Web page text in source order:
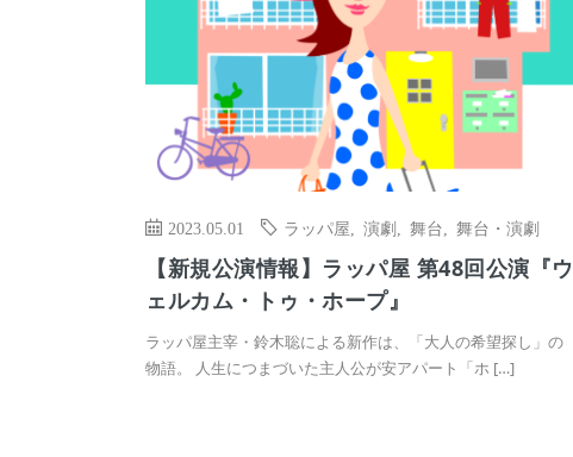
2023.05.01 ラッパ屋 演劇 舞台 舞台・演劇
【新規公演情報】ラッパ屋 第48回公演『ウ
ェルカム・トゥ・ホープ』
ラッパ屋主宰・鈴木聡による新作は、「大人の希望探し」の
物語。 人生につまづいた主人公が安アパート「ホ […]